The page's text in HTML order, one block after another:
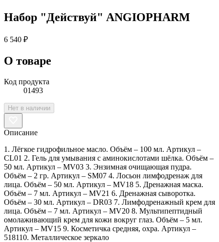
Набор "Действуй" ANGIOPHARM
6 540 ₽
О товаре
Код продукта
01493
Нет в наличии
Описание
1. Лёгкое гидрофильное масло. Объём – 100 мл. Артикул –
CL01 2. Гель для умывания с аминокислотами шёлка. Объём –
50 мл. Артикул – MV03 3. Энзимная очищающая пудра.
Объём – 2 гр. Артикул – SM07 4. Лосьон лимфодренаж для
лица. Объём – 50 мл. Артикул – MV18 5. Дренажная маска.
Объём – 7 мл. Артикул – MV21 6. Дренажная сыворотка.
Объём – 30 мл. Артикул – DR03 7. Лимфодренажный крем для
лица. Объём – 7 мл. Артикул – MV20 8. Мультипептидный
омолаживающий крем для кожи вокруг глаз. Объём – 5 мл.
Артикул – MV15 9. Косметичка средняя, охра. Артикул –
518110. Металлическое зеркало